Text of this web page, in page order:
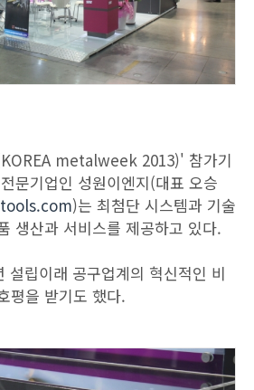
metalweek 2013)' 참가기
문기업인 성원이엔지(대표 오승
)는 최첨단 시스템과 기술
생산과 서비스를 제공하고 있다.
설립이래 공구업계의 혁신적인 비
평을 받기도 했다.